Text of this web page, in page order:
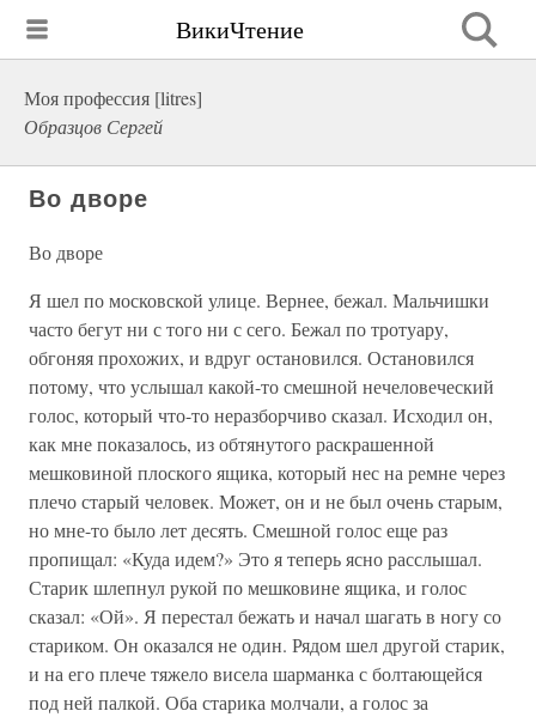
ВикиЧтение
Моя профессия [litres]
Образцов Сергей
Во дворе
Во дворе
Я шел по московской улице. Вернее, бежал. Мальчишки
часто бегут ни с того ни с сего. Бежал по тротуару,
обгоняя прохожих, и вдруг остановился. Остановился
потому, что услышал какой-то смешной нечеловеческий
голос, который что-то неразборчиво сказал. Исходил он,
как мне показалось, из обтянутого раскрашенной
мешковиной плоского ящика, который нес на ремне через
плечо старый человек. Может, он и не был очень старым,
но мне-то было лет десять. Смешной голос еще раз
пропищал: «Куда идем?» Это я теперь ясно расслышал.
Старик шлепнул рукой по мешковине ящика, и голос
сказал: «Ой». Я перестал бежать и начал шагать в ногу со
стариком. Он оказался не один. Рядом шел другой старик,
и на его плече тяжело висела шарманка с болтающейся
под ней палкой. Оба старика молчали, а голос за